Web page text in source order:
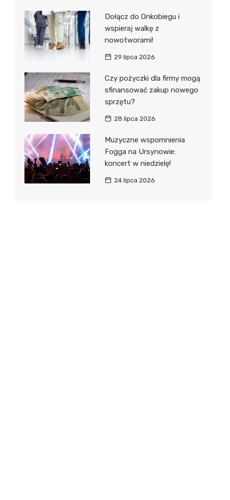
Dołącz do Onkobiegu i
wspieraj walkę z
nowotworami!
29 lipca 2026
Czy pożyczki dla firmy mogą
sfinansować zakup nowego
sprzętu?
28 lipca 2026
Muzyczne wspomnienia
Fogga na Ursynowie:
koncert w niedzielę!
24 lipca 2026